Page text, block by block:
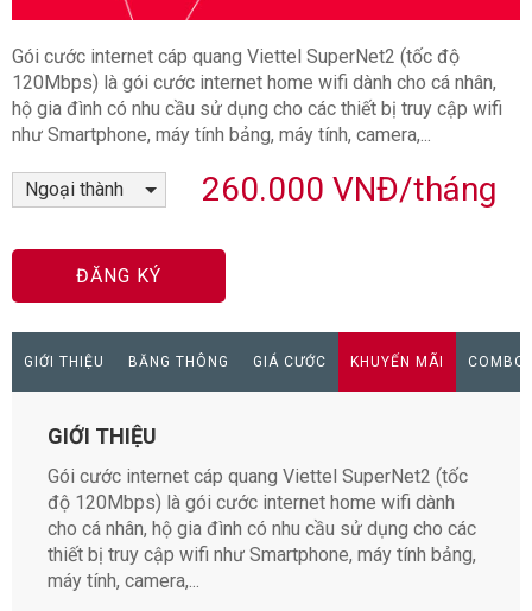
Gói cước internet cáp quang Viettel SuperNet2 (tốc độ
120Mbps) là gói cước internet home wifi dành cho cá nhân,
hộ gia đình có nhu cầu sử dụng cho các thiết bị truy cập wifi
như Smartphone, máy tính bảng, máy tính, camera,...
260.000 VNĐ/tháng
ĐĂNG KÝ
GIỚI THIỆU BĂNG THÔNG GIÁ CƯỚC KHUYẾN MÃI COMBO
GIỚI THIỆU
Gói cước internet cáp quang Viettel SuperNet2 (tốc
độ 120Mbps) là gói cước internet home wifi dành
cho cá nhân, hộ gia đình có nhu cầu sử dụng cho các
thiết bị truy cập wifi như Smartphone, máy tính bảng,
máy tính, camera,...